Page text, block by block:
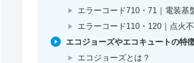
エラーコード710・71｜電装基
エラーコード110・120｜点火
エコジョーズやエコキュートの特
エコジョーズとは？